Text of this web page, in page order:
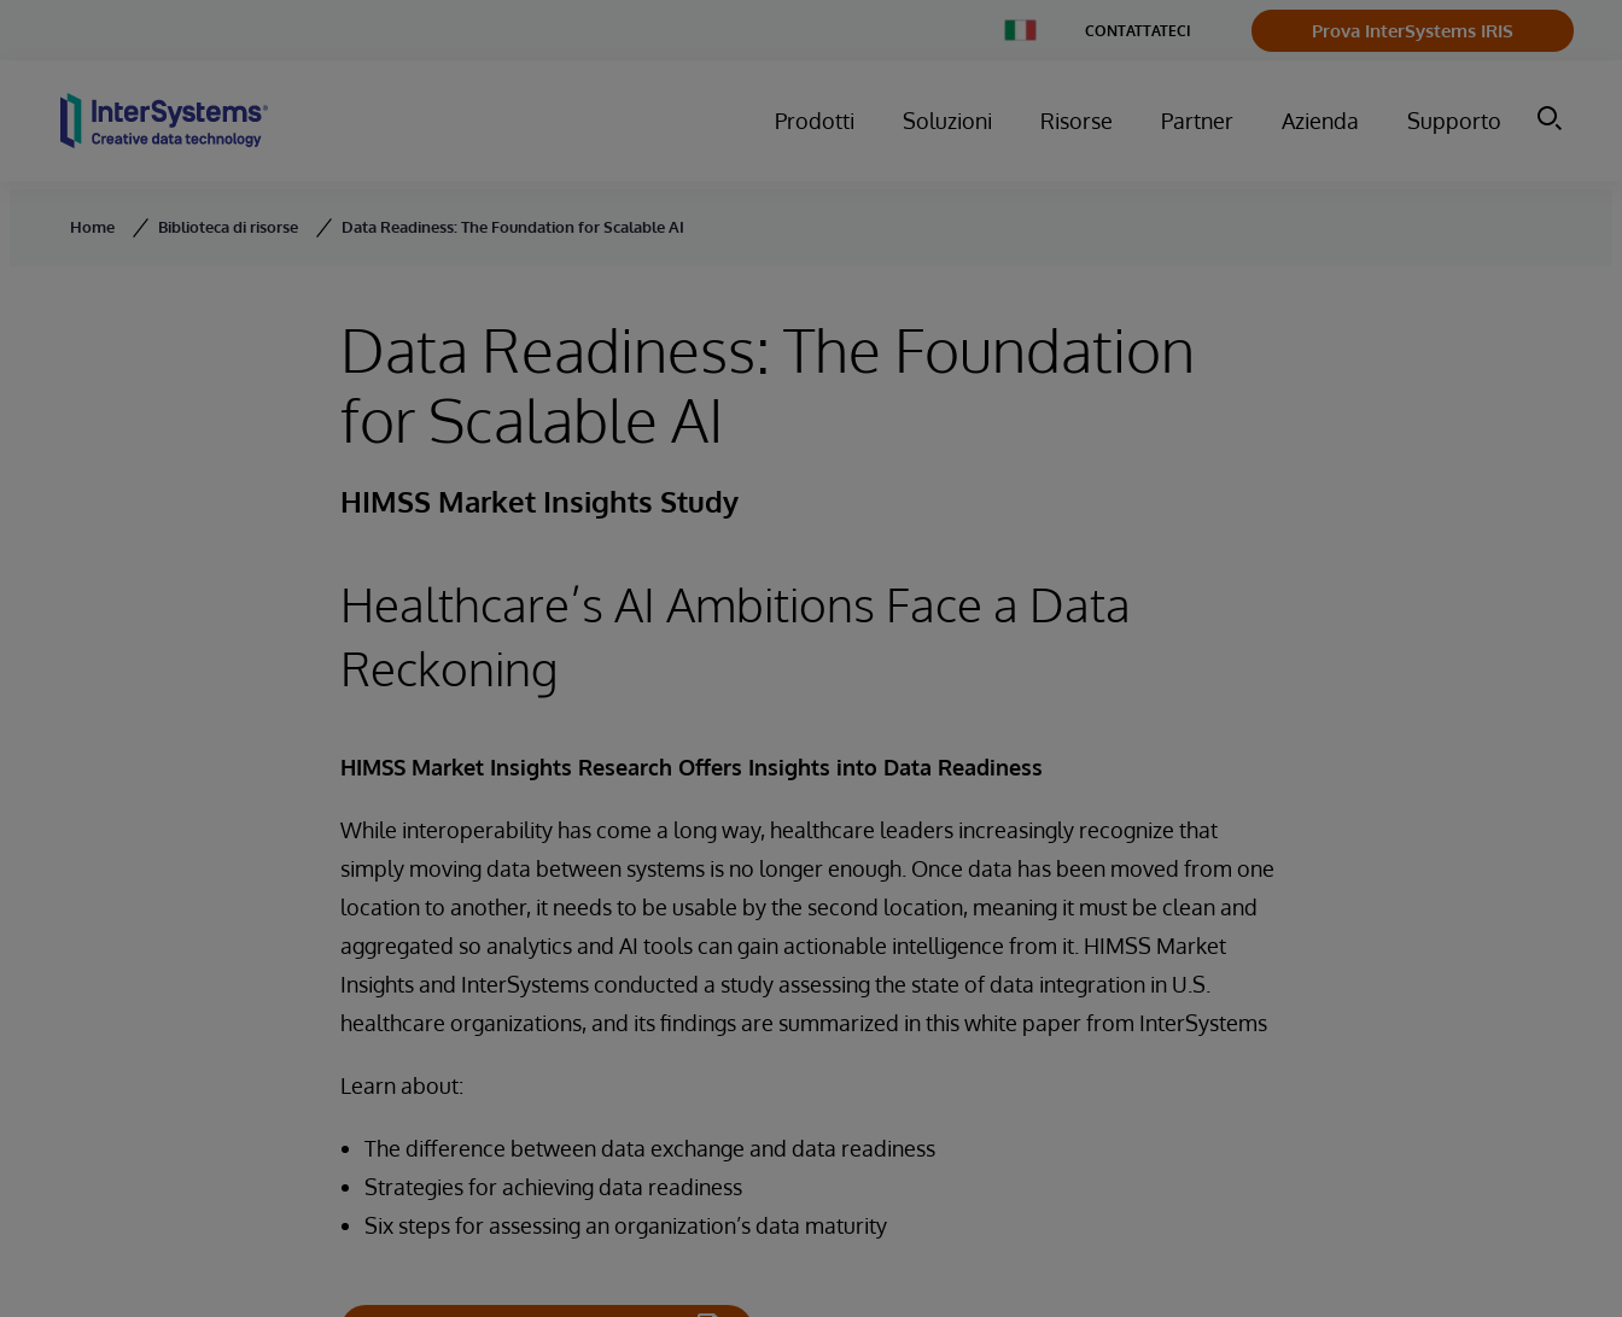
Country
CONTATTATECI Prova InterSystems IRIS
Prodotti Soluzioni Risorse Partner Azienda Supporto
Home Biblioteca di risorse Data Readiness: The Foundation for Scalable AI
Data Readiness: The Foundation
for Scalable AI
HIMSS Market Insights Study
Healthcare’s AI Ambitions Face a Data
Reckoning
HIMSS Market Insights Research Offers Insights into Data Readiness
While interoperability has come a long way, healthcare leaders increasingly recognize that
simply moving data between systems is no longer enough. Once data has been moved from one
location to another, it needs to be usable by the second location, meaning it must be clean and
aggregated so analytics and AI tools can gain actionable intelligence from it. HIMSS Market
Insights and InterSystems conducted a study assessing the state of data integration in U.S.
healthcare organizations, and its findings are summarized in this white paper from InterSystems
Learn about:
The difference between data exchange and data readiness
Strategies for achieving data readiness
Six steps for assessing an organization’s data maturity